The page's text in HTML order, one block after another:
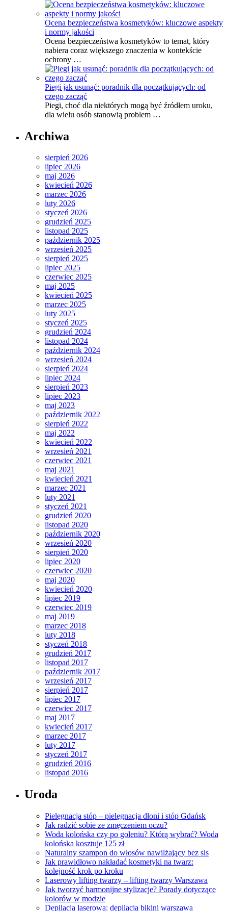
Ocena bezpieczeństwa kosmetyków: kluczowe aspekty
i normy jakości
Ocena bezpieczeństwa kosmetyków to temat, który
nabiera coraz większego znaczenia w kontekście
ochrony …
Piegi jak usunąć: poradnik dla początkujących: od
czego zacząć
Piegi, choć dla niektórych mogą być źródłem uroku,
dla wielu osób stanowią problem …
Archiwa
sierpień 2026
lipiec 2026
maj 2026
kwiecień 2026
marzec 2026
luty 2026
styczeń 2026
grudzień 2025
listopad 2025
październik 2025
wrzesień 2025
sierpień 2025
lipiec 2025
czerwiec 2025
maj 2025
kwiecień 2025
marzec 2025
luty 2025
styczeń 2025
grudzień 2024
listopad 2024
październik 2024
wrzesień 2024
sierpień 2024
lipiec 2024
sierpień 2023
lipiec 2023
maj 2023
październik 2022
sierpień 2022
maj 2022
kwiecień 2022
wrzesień 2021
czerwiec 2021
maj 2021
kwiecień 2021
marzec 2021
luty 2021
styczeń 2021
grudzień 2020
listopad 2020
październik 2020
wrzesień 2020
sierpień 2020
lipiec 2020
czerwiec 2020
maj 2020
kwiecień 2020
lipiec 2019
czerwiec 2019
maj 2019
marzec 2018
luty 2018
styczeń 2018
grudzień 2017
listopad 2017
październik 2017
wrzesień 2017
sierpień 2017
lipiec 2017
czerwiec 2017
maj 2017
kwiecień 2017
marzec 2017
luty 2017
styczeń 2017
grudzień 2016
listopad 2016
Uroda
Pielęgnacja stóp – pielęgnacja dłoni i stóp Gdańsk
Jak radzić sobie ze zmęczeniem oczu?
Woda kolońska czy po goleniu? Którą wybrać? Woda
kolońska kosztuje 125 zł
Naturalny szampon do włosów nawilżający bez sls
Jak prawidłowo nakładać kosmetyki na twarz:
kolejność krok po kroku
Laserowy lifting twarzy – lifting twarzy Warszawa
Jak tworzyć harmonijne stylizacje? Porady dotyczące
kolorów w modzie
Depilacja laserowa: depilacja bikini warszawa